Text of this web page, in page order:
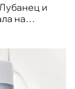
и
на